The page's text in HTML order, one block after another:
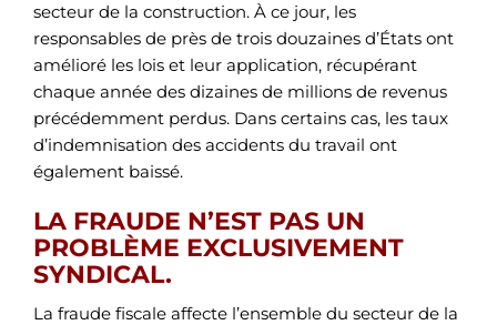
secteur de la construction. À ce jour, les
responsables de près de trois douzaines d’États ont
amélioré les lois et leur application, récupérant
chaque année des dizaines de millions de revenus
précédemment perdus. Dans certains cas, les taux
d’indemnisation des accidents du travail ont
également baissé.
LA FRAUDE N’EST PAS UN
PROBLÈME EXCLUSIVEMENT
SYNDICAL.
La fraude fiscale affecte l’ensemble du secteur de la